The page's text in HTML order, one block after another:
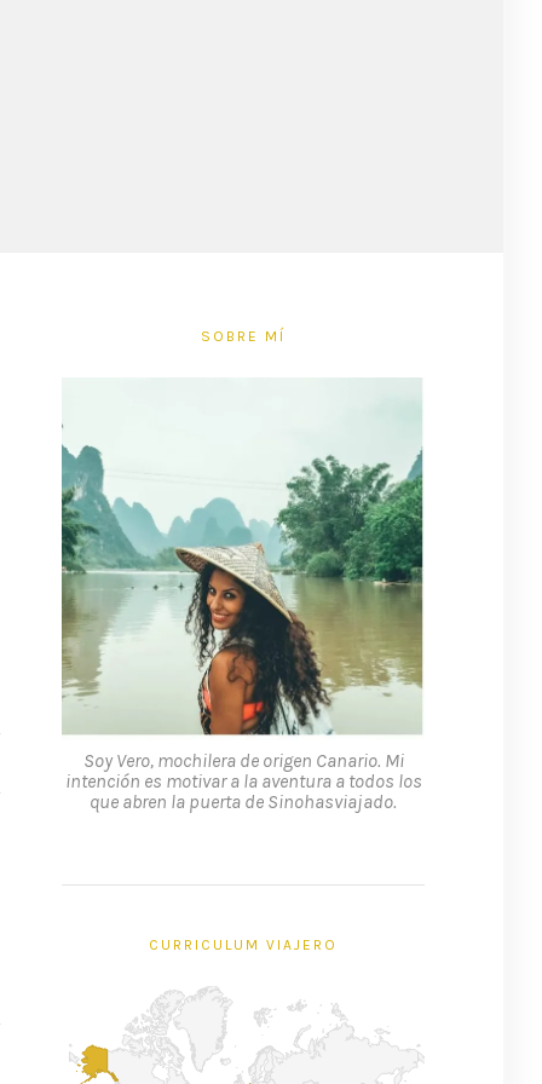
SOBRE MÍ
Soy Vero, mochilera de origen Canario. Mi
intención es motivar a la aventura a todos los
que abren la puerta de Sinohasviajado.
CURRICULUM VIAJERO